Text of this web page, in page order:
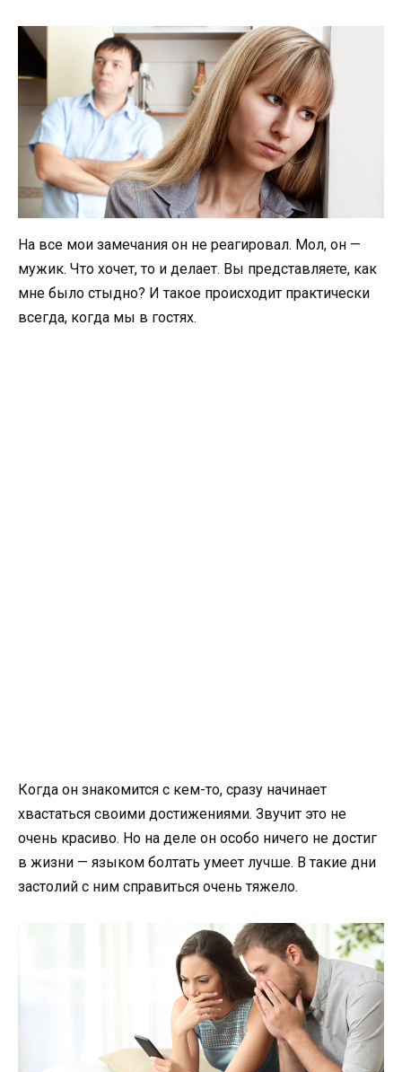
На все мои замечания он не реагировал. Мол, он —
мужик. Что хочет, то и делает. Вы представляете, как
мне было стыдно? И такое происходит практически
всегда, когда мы в гостях.
Когда он знакомится с кем-то, сразу начинает
хвастаться своими достижениями. Звучит это не
очень красиво. Но на деле он особо ничего не достиг
в жизни — языком болтать умеет лучше. В такие дни
застолий с ним справиться очень тяжело.